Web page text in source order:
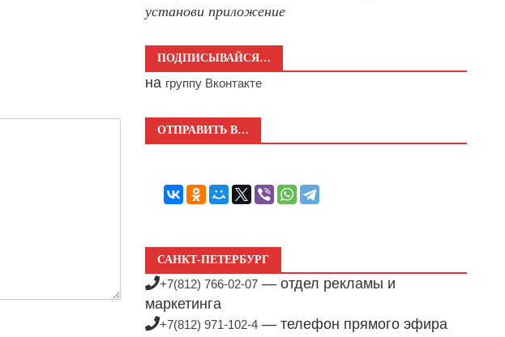
установи приложение
ПОДПИСЫВАЙСЯ…
на группу Вконтакте
ОТПРАВИТЬ В…
САНКТ-ПЕТЕРБУРГ
+7(812) 766-02-07 — отдел рекламы и
маркетинга
+7(812) 971-102-4 — телефон прямого эфира